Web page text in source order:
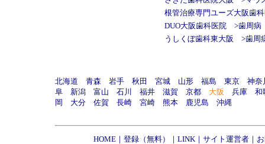
根管治療専門ユーズ大阪歯
DUO大阪歯科医院 >歯周病
うしくぼ歯科東大阪 >歯周
北海道 青森 岩手 秋田 宮城 山形 福島 東京
神奈
阜
新潟 富山 石川 福井 滋賀 京都 大阪 兵庫
和
岡
大分 佐賀 長崎 宮崎 熊本 鹿児島 沖縄
HOME ｜ 登録（無料） ｜ LINK ｜ サイト運営者 ｜